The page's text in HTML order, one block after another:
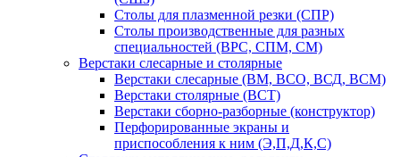
Столы для плазменной резки (СПР)
Столы производственные для разных
специальностей (ВРС, СПМ, СМ)
Верстаки слесарные и столярные
Верстаки слесарные (ВМ, ВСО, ВСД, ВСМ)
Верстаки столярные (ВСТ)
Верстаки сборно-разборные (конструктор)
Перфорированные экраны и
приспособления к ним (Э,П,Д,К,С)